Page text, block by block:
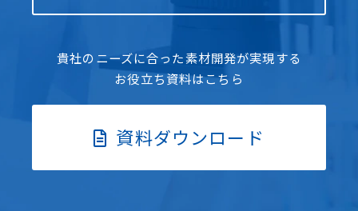
貴社のニーズに合った素材開発が実現する
お役立ち資料はこちら
資料ダウンロード